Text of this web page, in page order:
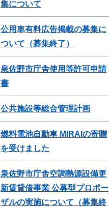
集について
公用車有料広告掲載の募集に
ついて（募集終了）
泉佐野市庁舎使用等許可申請
書
公共施設等総合管理計画
燃料電池自動車 MIRAIの寄贈
を受けました
泉佐野市庁舎空調熱源設備更
新賃貸借事業 公募型プロポー
ザルの実施について（募集終